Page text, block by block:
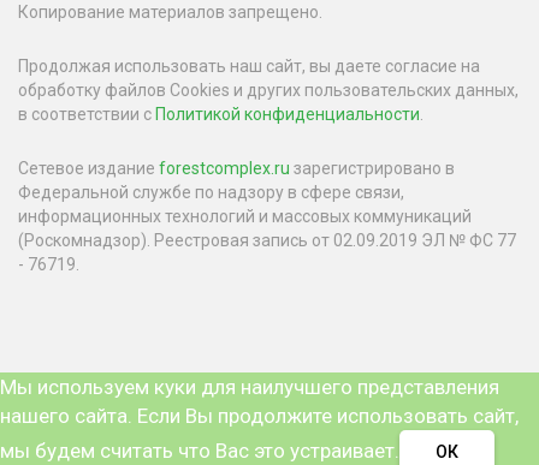
Копирование материалов запрещено.
Продолжая использовать наш сайт, вы даете согласие на
обработку файлов Cookies и других пользовательских данных,
в соответствии сПолитикой конфиденциальности
Сетевое издание forestcomplex.ru зарегистрировано в
Федеральной службе по надзору в сфере связи,
информационных технологий и массовых коммуникаций
(Роскомнадзор). Реестровая запись от 02.09.2019 ЭЛ № ФС 77
- 76719.
Мы используем куки для наилучшего представления
нашего сайта. Если Вы продолжите использовать сайт,
мы будем считать что Вас это устраивает.
ОК